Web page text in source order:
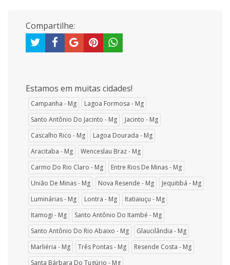
Compartilhe:
Estamos em muitas cidades!
Campanha - Mg
Lagoa Formosa - Mg
Santo Antônio Do Jacinto - Mg
Jacinto - Mg
Cascalho Rico - Mg
Lagoa Dourada - Mg
Aracitaba - Mg
Wenceslau Braz - Mg
Carmo Do Rio Claro - Mg
Entre Rios De Minas - Mg
União De Minas - Mg
Nova Resende - Mg
Jequitibá - Mg
Luminárias - Mg
Lontra - Mg
Itatiaiuçu - Mg
Itamogi - Mg
Santo Antônio Do Itambé - Mg
Santo Antônio Do Rio Abaixo - Mg
Glaucilândia - Mg
Marliéria - Mg
Três Pontas - Mg
Resende Costa - Mg
Santa Bárbara Do Tugúrio - Mg